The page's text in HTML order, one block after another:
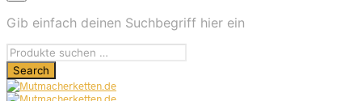
Gib einfach deinen Suchbegriff hier ein